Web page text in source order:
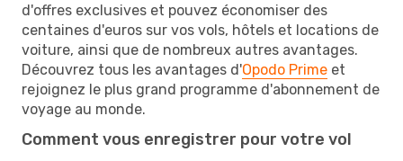
d'offres exclusives et pouvez économiser des
centaines d'euros sur vos vols, hôtels et locations de
voiture, ainsi que de nombreux autres avantages.
Découvrez tous les avantages d'Opodo Prime et
rejoignez le plus grand programme d'abonnement de
voyage au monde.
Comment vous enregistrer pour votre vol